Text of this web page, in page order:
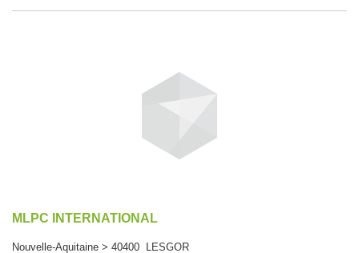
MLPC INTERNATIONAL
Nouvelle-Aquitaine > 40400 LESGOR